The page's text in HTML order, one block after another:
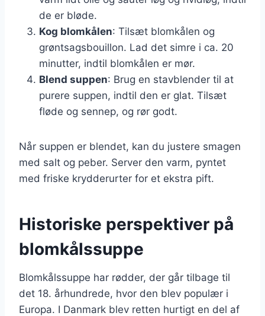
de er bløde.
Kog blomkålen: Tilsæt blomkålen og
grøntsagsbouillon. Lad det simre i ca. 20
minutter, indtil blomkålen er mør.
Blend suppen: Brug en stavblender til at
purere suppen, indtil den er glat. Tilsæt
fløde og sennep, og rør godt.
Når suppen er blendet, kan du justere smagen
med salt og peber. Server den varm, pyntet
med friske krydderurter for et ekstra pift.
Historiske perspektiver på
blomkålssuppe
Blomkålssuppe har rødder, der går tilbage til
det 18. århundrede, hvor den blev populær i
Europa. I Danmark blev retten hurtigt en del af